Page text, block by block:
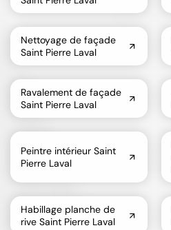
Nettoyage de façade
Saint Pierre Laval
Ravalement de façade
Saint Pierre Laval
Peintre intérieur Saint
Pierre Laval
Habillage planche de
rive Saint Pierre Laval